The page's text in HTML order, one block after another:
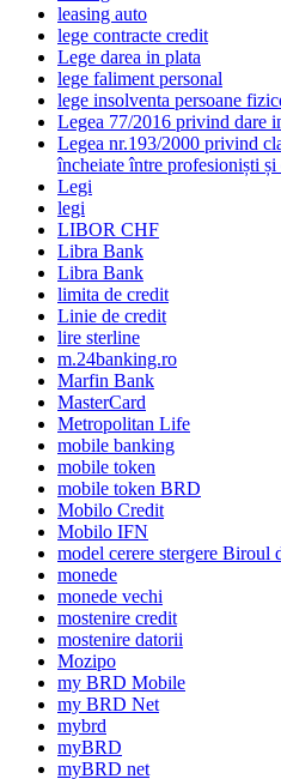
leasing auto
lege contracte credit
Lege darea in plata
lege faliment personal
lege insolventa persoane
Legea 77/2016 privind dare
Legea nr.193/2000 privind
încheiate între profesioniști și
Legi
legi
LIBOR CHF
Libra Bank
Libra Bank
limita de credit
Linie de credit
lire sterline
m.24banking.ro
Marfin Bank
MasterCard
Metropolitan Life
mobile banking
mobile token
mobile token BRD
Mobilo Credit
Mobilo IFN
model cerere stergere Biroul
monede
monede vechi
mostenire credit
mostenire datorii
Mozipo
my BRD Mobile
my BRD Net
mybrd
myBRD
myBRD net